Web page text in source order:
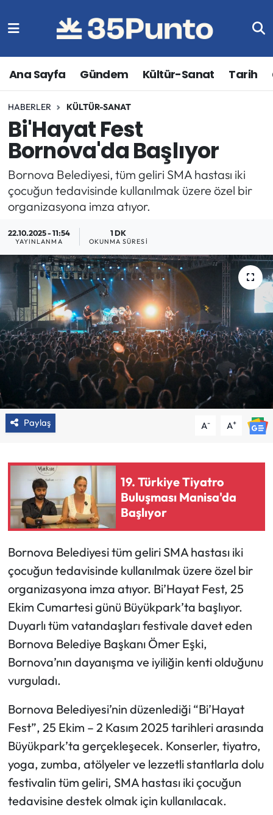
Ana Sayfa Gündem Kültür-Sanat Tarih
HABERLER KÜLTÜR-SANAT
Bi'Hayat Fest
Bornova'da Başlıyor
Bornova Belediyesi, tüm geliri SMA hastası iki
çocuğun tedavisinde kullanılmak üzere özel bir
organizasyona imza atıyor.
22.10.2025 - 11:54
YAYINLANMA
1 DK
OKUNMA SÜRESI
Paylaş A- A+
19. Türkiye Tiyatro
Buluşması Manisa'da
Başlıyor
Bornova Belediyesi tüm geliri SMA hastası iki
çocuğun tedavisinde kullanılmak üzere özel bir
organizasyona imza atıyor. Bi’Hayat Fest, 25
Ekim Cumartesi günü Büyükpark’ta başlıyor.
Duyarlı tüm vatandaşları festivale davet eden
Bornova Belediye Başkanı Ömer Eşki,
Bornova’nın dayanışma ve iyiliğin kenti olduğunu
vurguladı.
Bornova Belediyesi’nin düzenlediği “Bi’Hayat
Fest”, 25 Ekim – 2 Kasım 2025 tarihleri arasında
Büyükpark’ta gerçekleşecek. Konserler, tiyatro,
yoga, zumba, atölyeler ve lezzetli stantlarla dolu
festivalin tüm geliri, SMA hastası iki çocuğun
tedavisine destek olmak için kullanılacak.